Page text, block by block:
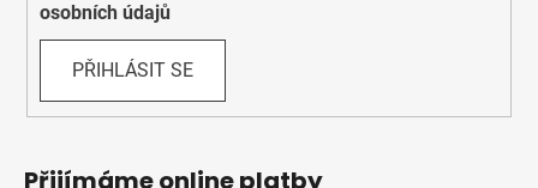
osobních údajů
PŘIHLÁSIT SE
Přijímáme online platby